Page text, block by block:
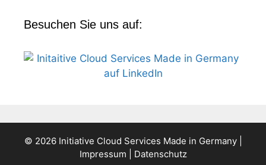
Besuchen Sie uns auf:
© 2026 Initiative Cloud Services Made in Germany |
Impressum
Datenschutz